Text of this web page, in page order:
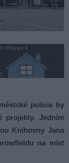
policie by
projekty. Jedním
Knihovny Jana
na míst